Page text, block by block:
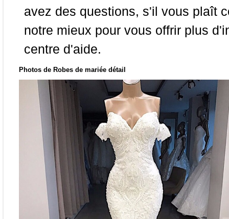
avez des questions, s'il vous plaît
notre mieux pour vous offrir plus
centre d'aide.
Photos de Robes de mariée détail